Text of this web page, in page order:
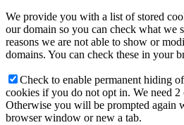
We provide you with a list of stored
our domain so you can check what we
reasons we are not able to show or
domains. You can check these in your
Check to enable permanent hiding
cookies if you do not opt in. We need 2
Otherwise you will be prompted again
browser window or new a tab.